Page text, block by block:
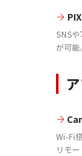
SNS
が可能
Wi-Fi
リモ